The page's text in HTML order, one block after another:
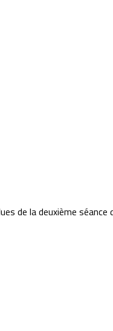
de la deuxième séance